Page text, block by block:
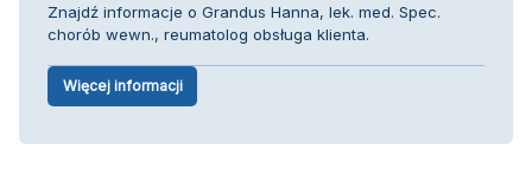
Znajdź informacje o Grandus Hanna, lek. med. Spec.
chorób wewn., reumatolog obsługa klienta.
Więcej informacji